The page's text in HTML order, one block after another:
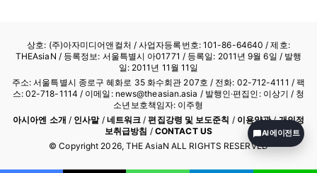
상호: (주)아자미디어앤컬처 /사업자등록번호: 101-86-64640 / 제호:
THEAsiaN / 등록정보: 서울특별시 아01771 / 등록일: 2011년 9월 6일 / 발행
일: 2011년 11월 11일
주소: 서울특별시 종로구 혜화로 35 화수회관 207호 / 전화: 02-712-4111 / 팩
스: 02-718-1114 / 이메일: news@theasian.asia / 발행인·편집인: 이상기 / 청
소년보호책임자: 이주형
아시아엔 소개 / 인사말/ 네트워크 /편집강령 및 보도준칙 / 이용약관/개인정
보취급방침 / CONTACT US
© Copyright 2026, THE AsiaN ALL RIGHTS RESERVED
AI 에이전트